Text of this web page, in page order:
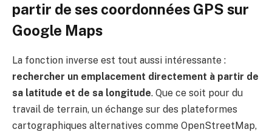
partir de ses coordonnées GPS sur
Google Maps
La fonction inverse est tout aussi intéressante :
rechercher un emplacement directement à partir de
sa latitude et de sa longitude. Que ce soit pour du
travail de terrain, un échange sur des plateformes
cartographiques alternatives comme OpenStreetMap,